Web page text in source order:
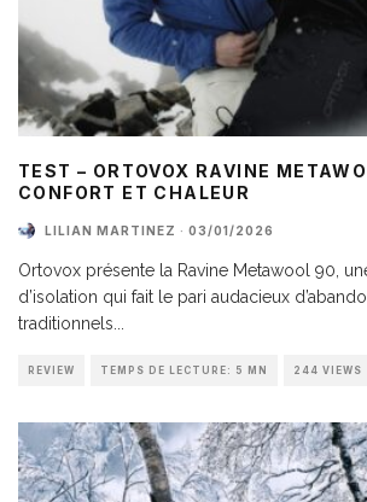
TEST – ORTOVOX RAVINE
CONFORT ET CHALEUR
LILIAN MARTINEZ · 03/01/2026
Ortovox présente la Ravine Metawool 90,
d’isolation qui fait le pari audacieux
traditionnels...
REVIEW TEMPS DE LECTURE: 5 MN 244 VIEWS